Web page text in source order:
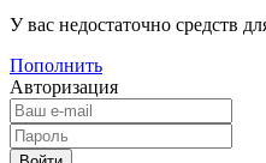
У вас недостаточно средств
Пополнить
Авторизация